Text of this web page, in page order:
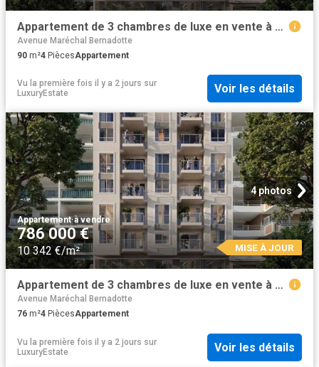
Appartement de 3 chambres de luxe en vente à 06000, Nice, Alpes Maritimes, Provence Alpes Côte d'Azur
Avenue Maréchal Bernadotte
90 m²4 PiècesAppartement
Vu la première fois il y a 2 jours sur
LuxuryEstate
Voir les détails
4 photos
Appartement·à vendre
786 000 €
10 342 €/m² MISE À JOUR
Appartement de 3 chambres de luxe en vente à 06000, Nice, Alpes Maritimes, Provence Alpes Côte d'Azur
Avenue Maréchal Bernadotte
76 m²4 PiècesAppartement
Vu la première fois il y a 2 jours sur
LuxuryEstate
Voir les détails